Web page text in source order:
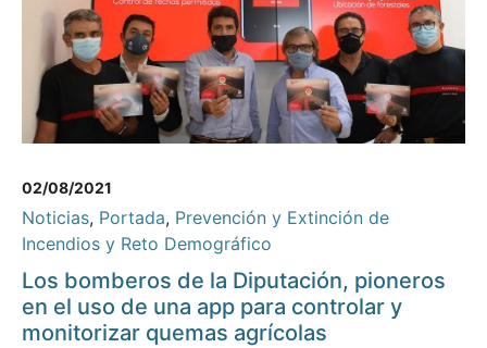
02/08/2021
Noticias, Portada, Prevención y Extinción de
Incendios y Reto Demográfico
Los bomberos de la Diputación, pioneros
en el uso de una app para controlar y
monitorizar quemas agrícolas